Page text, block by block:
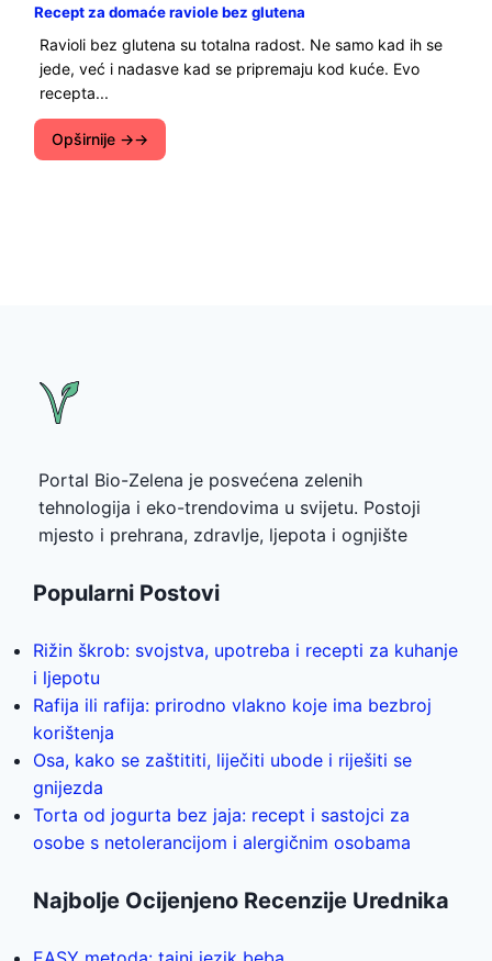
Recept za domaće raviole bez glutena
Ravioli bez glutena su totalna radost. Ne samo kad ih se
jede, već i nadasve kad se pripremaju kod kuće. Evo
recepta...
Opširnije →
Portal Bio-Zelena je posvećena zelenih
tehnologija i eko-trendovima u svijetu. Postoji
mjesto i prehrana, zdravlje, ljepota i ognjište
Popularni Postovi
Rižin škrob: svojstva, upotreba i recepti za kuhanje
i ljepotu
Rafija ili rafija: prirodno vlakno koje ima bezbroj
korištenja
Osa, kako se zaštititi, liječiti ubode i riješiti se
gnijezda
Torta od jogurta bez jaja: recept i sastojci za
osobe s netolerancijom i alergičnim osobama
Najbolje Ocijenjeno Recenzije Urednika